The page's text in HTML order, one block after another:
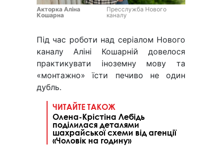
Акторка Аліна
Кошарна
Пресслужба Нового
каналу
Під час роботи над серіалом Нового
каналу Аліні Кошарній довелося
практикувати іноземну мову та
«монтажно» їсти печиво не один
дубль.
ЧИТАЙТЕ ТАКОЖ
Олена-Крістіна Лебідь
поділилася деталями
шахрайської схеми від агенції
«Чоловік на годину»